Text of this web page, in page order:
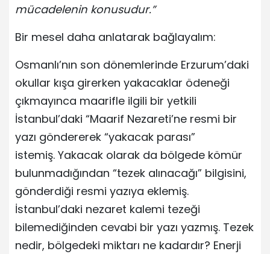
mücadelenin konusudur.”
Bir mesel daha anlatarak bağlayalım:
Osmanlı’nın son dönemlerinde Erzurum’daki
okullar kışa girerken yakacaklar ödeneği
çıkmayınca maarifle ilgili bir yetkili
İstanbul’daki “Maarif Nezareti’ne resmi bir
yazı göndererek “yakacak parası”
istemiş. Yakacak olarak da bölgede kömür
bulunmadığından “tezek alınacağı” bilgisini,
gönderdiği resmi yazıya eklemiş.
İstanbul’daki nezaret kalemi tezeği
bilemediğinden cevabi bir yazı yazmış. Tezek
nedir, bölgedeki miktarı ne kadardır? Enerji